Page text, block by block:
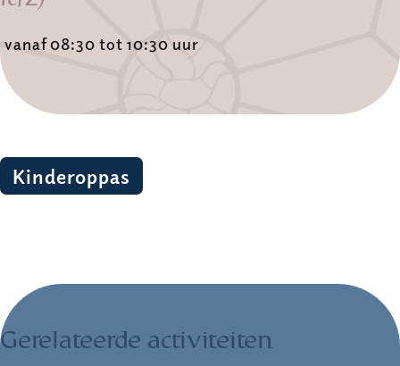
vanaf 08:30 tot 10:30 uur
Kinderoppas
Gerelateerde activiteiten